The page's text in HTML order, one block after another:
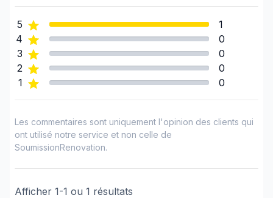
Chaudière-Appalaches (Lotbinière)
Chaudière-Appalaches (Montmagny)
Chaudière-Appalaches (Robert-Cliche)
Saguenay-Lac-Saint-Jean (Le Fjord-du-
5
1
4
0
3
0
2
0
1
0
Les commentaires sont uniquement l'opinion des clients qui
ont utilisé notre service et non celle de
SoumissionRenovation.
Afficher 1-1 ou 1 résultats